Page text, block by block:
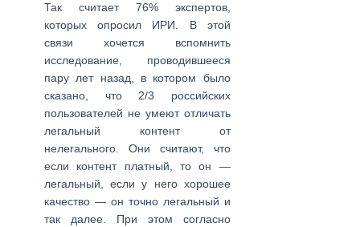
Так считает 76% экспертов,
которых опросил ИРИ. В этой
связи хочется вспомнить
исследование, проводившееся
пару лет назад, в котором было
сказано, что 2/3 российских
пользователей не умеют отличать
легальный контент от
нелегального. Они считают, что
если контент платный, то он —
легальный, если у него хорошее
качество — он точно легальный и
так далее. При этом согласно